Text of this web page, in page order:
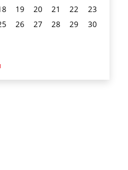
19 20 21 22
23
26 27 28 29
30